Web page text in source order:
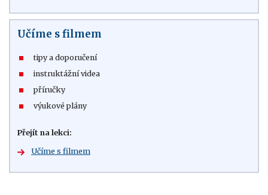
Učíme s filmem
tipy a doporučení
instruktážní videa
příručky
výukové plány
Přejít na lekci:
Učíme s filmem